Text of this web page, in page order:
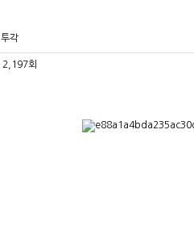
투각
2,197회